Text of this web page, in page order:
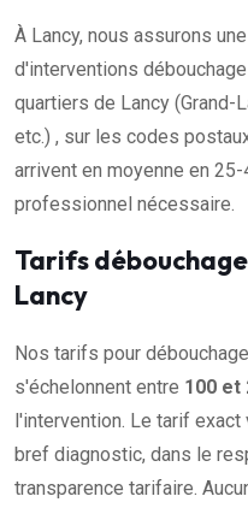
À Lancy, nous assurons
d'interventions
quartiers de Lancy (Grand-
etc.) , sur les codes
arrivent en moyenne en
professionnel nécessaire.
Tarifs
Lancy
Nos tarifs pour
s'échelonnent entre 100 et
l'intervention. Le tarif
bref diagnostic, dans le
transparence tarifaire.